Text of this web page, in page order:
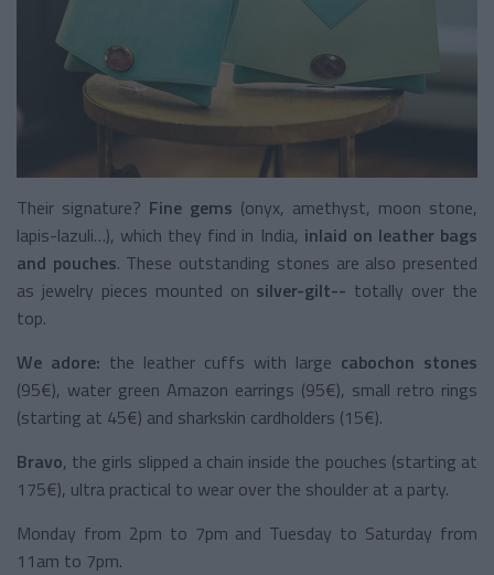
Their signature? Fine gems (onyx, amethyst, moon stone,
lapis-lazuli…), which they find in India, inlaid on leather bags
and pouches. These outstanding stones are also presented
as jewelry pieces mounted on silver-gilt-- totally over the
top.
We adore: the leather cuffs with large cabochon stones
(95€), water green Amazon earrings (95€), small retro rings
(starting at 45€) and sharkskin cardholders (15€).
Bravo, the girls slipped a chain inside the pouches (starting at
175€), ultra practical to wear over the shoulder at a party.
Monday from 2pm to 7pm and Tuesday to Saturday from
11am to 7pm.